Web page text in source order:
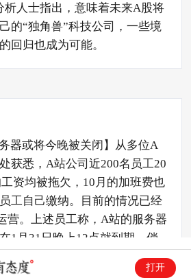
析人士指出，意味着未来A股将
的“独角兽”科技公司，一些境
回归也成为可能。
器或将今晚被关闭】从多位A
获悉，A站公司近200名员工20
资均被拖欠，10月的加班费也
工自己缴纳。目前的情况已经
营。上述员工称，A站的服务器
1月31日晚上12点就到期。倘
至可能被关闭服务器。
打开